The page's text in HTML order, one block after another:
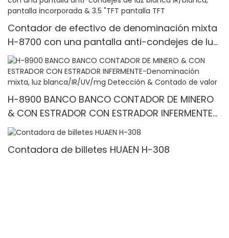
Contador de efectivo de denominación mixta
H-8700 con una pantalla anti-condejes de luz
blanca IR/blanca, pantalla incorporada & 3.5
"TFT pantalla TFT
H-8900 BANCO BANCO CONTADOR DE MINERO
& CON ESTRADOR CON ESTRADOR INFERMENTE-
Denominación mixta, luz blanca/IR/UV/mg
Contadora de billetes HUAEN H-308